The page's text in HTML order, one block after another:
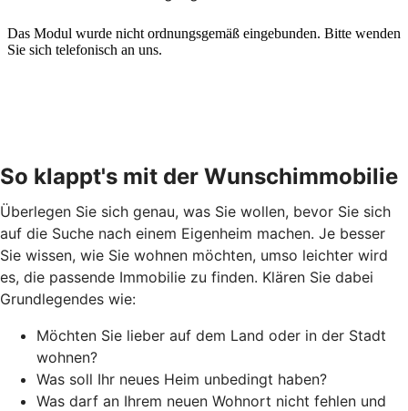
So klappt's mit der Wunschimmobilie
Überlegen Sie sich genau, was Sie wollen, bevor Sie sich
auf die Suche nach einem Eigenheim machen. Je besser
Sie wissen, wie Sie wohnen möchten, umso leichter wird
es, die passende Immobilie zu finden. Klären Sie dabei
Grundlegendes wie:
Möchten Sie lieber auf dem Land oder in der Stadt
wohnen?
Was soll Ihr neues Heim unbedingt haben?
Was darf an Ihrem neuen Wohnort nicht fehlen und